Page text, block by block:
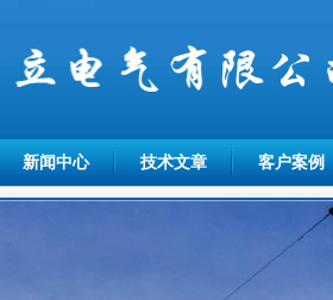
新闻中心 技术文章 客户案例